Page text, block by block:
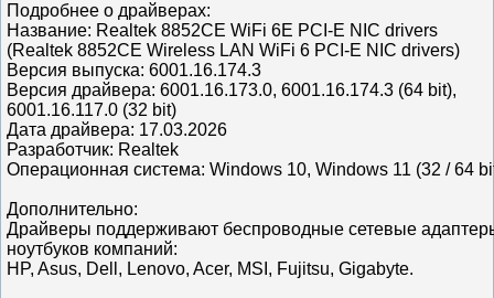
Подробнее о драйверах:
Название: Realtek 8852CE WiFi 6E PCI-E NIC drivers
(Realtek 8852CE Wireless LAN WiFi 6 PCI-E NIC drivers)
Версия выпуска: 6001.16.174.3
Версия драйвера: 6001.16.173.0, 6001.16.174.3 (64 bit),
6001.16.117.0 (32 bit)
Дата драйвера: 17.03.2026
Разработчик: Realtek
Операционная система: Windows 10, Windows 11 (32 / 64
Дополнительно:
Драйверы поддерживают беспроводные сетевые
ноутбуков компаний:
HP, Asus, Dell, Lenovo, Acer, MSI, Fujitsu, Gigabyte.